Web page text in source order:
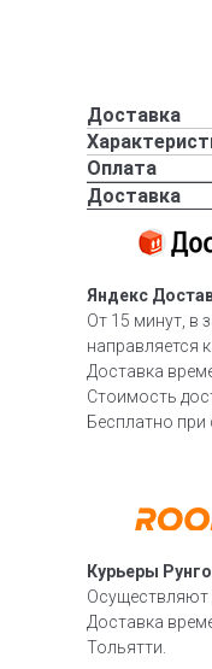
Доставка
Оплата
Доставка
Яндекс
От 15 минут, в
направляется
Доставка
Стоимость
Бесплатно при
Курьеры Рунго
Осуществляют
Доставка
Тольятти.